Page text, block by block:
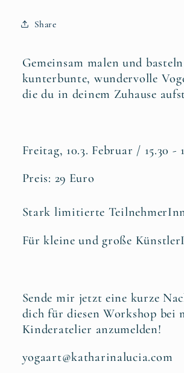
Share
Gemeinsam malen und
kunterbunte, wundervolle
die du in deinem Zuhause
Freitag, 10.3. Februar / 15.30 -
Preis: 29 Euro
Stark limitierte
Für kleine und große
Sende mir jetzt eine kurze
dich für diesen Workshop bei
Kinderatelier anzumelden!
yogaart@katharinalucia.com